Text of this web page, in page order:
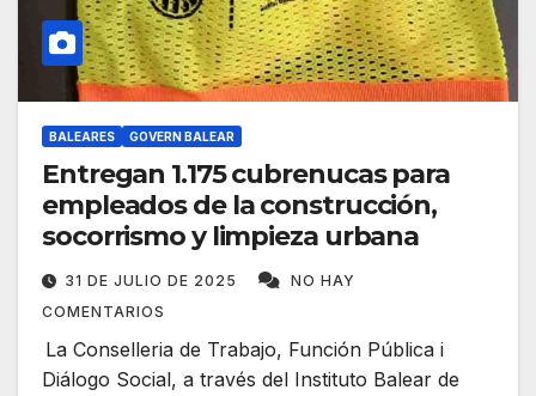
BALEARES GOVERN BALEAR
Entregan 1.175 cubrenucas para
empleados de la construcción,
socorrismo y limpieza urbana
31 DE JULIO DE 2025
NO HAY
COMENTARIOS
La Conselleria de Trabajo, Función Pública i
Diálogo Social, a través del Instituto Balear de